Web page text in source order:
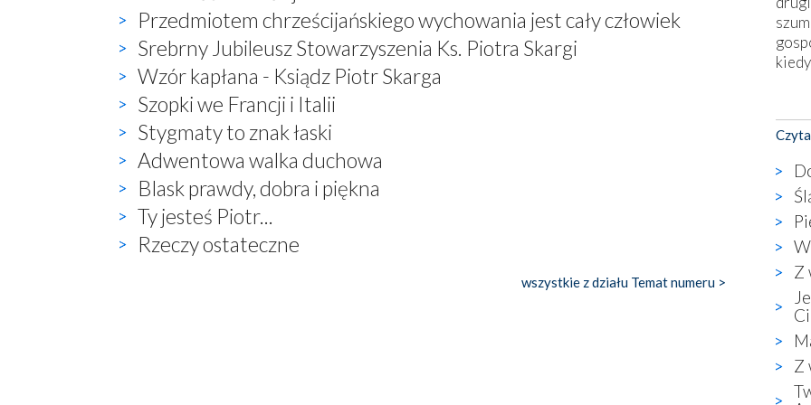
Przedmiotem chrześcijańskiego wychowania jest cały człowiek
Srebrny Jubileusz Stowarzyszenia Ks. Piotra Skargi
Wzór kapłana - Ksiądz Piotr Skarga
Szopki we Francji i Italii
Stygmaty to znak łaski
Adwentowa walka duchowa
Blask prawdy, dobra i piękna
Ty jesteś Piotr...
Rzeczy ostateczne
wszystkie z działu Temat numeru >
co
Z
Z